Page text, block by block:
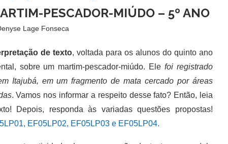
PESCADOR-MIÚDO – 5º ANO
Lage Fonseca
de texto, voltada para os alunos do quinto ano
sobre um martim-pescador-miúdo. Elefoi registrado
Itajubá, em um fragmento de mata cercado por áreas
. Vamos nos informar a respeito desse fato? Então, leia
Depois, responda às variadas questões propostas!
EF05LP02, EF05LP03 e EF05LP04.